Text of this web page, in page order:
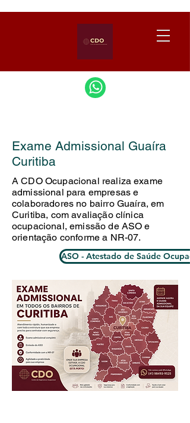
Exame Admissional Guaíra
Curitiba
A CDO Ocupacional realiza exame
admissional para empresas e
colaboradores no bairro Guaíra, em
Curitiba, com avaliação clínica
ocupacional, emissão de ASO e
orientação conforme a NR-07.
ASO - Atestado de Saúde